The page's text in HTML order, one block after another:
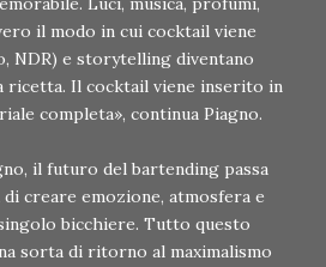
il modo in cui cocktail viene
NDR) e storytelling diventano
ricetta. Il cocktail viene inserito in
completa», continua Piagno.
il futuro del bartending passa
creare emozione, atmosfera e
bicchiere. Tutto questo
sorta di ritorno al maximalismo